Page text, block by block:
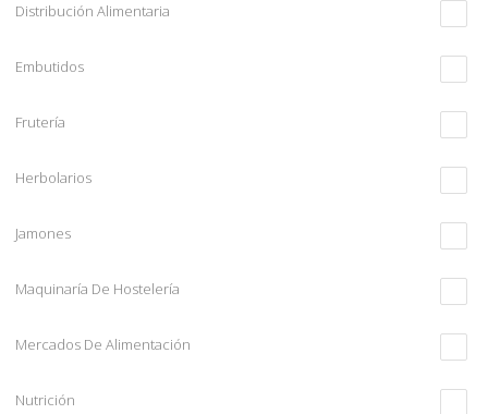
Distribución Alimentaria
Embutidos
Frutería
Herbolarios
Jamones
Maquinaría De Hostelería
Mercados De Alimentación
Nutrición